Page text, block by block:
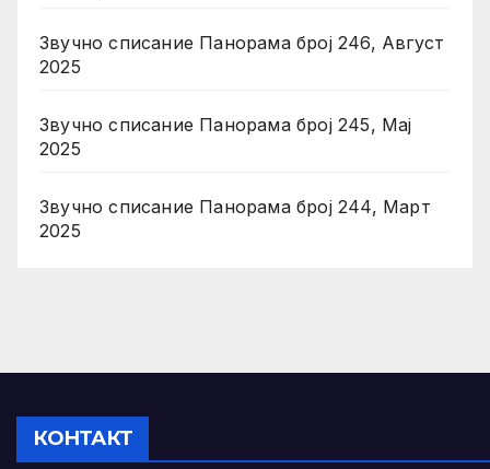
Звучно списание Панорама број 246, Август
2025
Звучно списание Панорама број 245, Мај
2025
Звучно списание Панорама број 244, Март
2025
КОНТАКТ